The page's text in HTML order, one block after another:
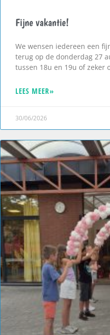
Fijne vakantie!
We wensen iedereen een
terug op de donderdag 27
tussen 18u en 19u of zeker
LEES MEER»
30/06/2026